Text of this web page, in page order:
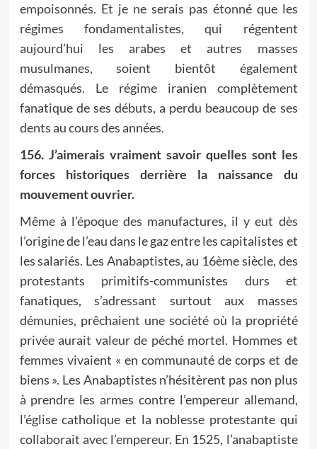
empoisonnés. Et je ne serais pas étonné que les
régimes fondamentalistes, qui régentent
aujourd’hui les arabes et autres masses
musulmanes, soient bientôt également
démasqués. Le régime iranien complètement
fanatique de ses débuts, a perdu beaucoup de ses
dents au cours des années.
156. J’aimerais vraiment savoir quelles sont les
forces historiques derrière la naissance du
mouvement ouvrier.
Même à l’époque des manufactures, il y eut dès
l’origine de l’eau dans le gaz entre les capitalistes et
les salariés. Les Anabaptistes, au 16ème siècle, des
protestants primitifs-communistes durs et
fanatiques, s’adressant surtout aux masses
démunies, prêchaient une société où la propriété
privée aurait valeur de péché mortel. Hommes et
femmes vivaient « en communauté de corps et de
biens ». Les Anabaptistes n’hésitèrent pas non plus
à prendre les armes contre l’empereur allemand,
l’église catholique et la noblesse protestante qui
collaborait avec l’empereur. En 1525, l’anabaptiste